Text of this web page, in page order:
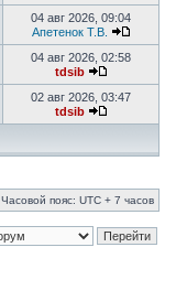
04 авг 2026, 09:04
Апетенок Т.В.
04 авг 2026, 02:58
tdsib
02 авг 2026, 03:47
tdsib
Часовой пояс: UTC + 7 часов